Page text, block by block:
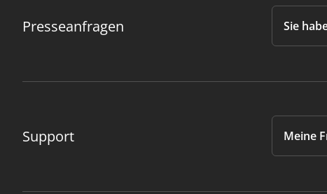
Presseanfragen Sie
Support Meine